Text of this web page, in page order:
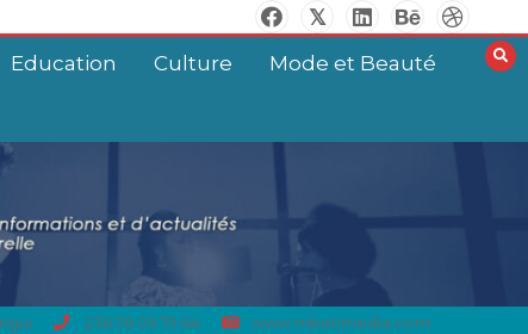
Education Culture Mode et Beauté
236 76 05 79 64 www.mbetimedia.com
Balla Dodo, ancien
maire du 3ᵉ
arrondissement
Le gouvernement
centrafricain valide le
Plan du Pôle de
Développement de
Birao